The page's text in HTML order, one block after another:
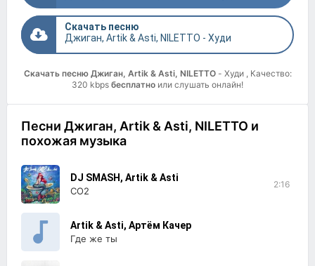
Скачать песню
Джиган, Artik & Asti, NILETTO - Худи
Скачать песню Джиган, Artik & Asti, NILETTO - Худи , Качество:
320 kbps бесплатно или слушать онлайн!
Песни Джиган, Artik & Asti, NILETTO и
похожая музыка
DJ SMASH, Artik & Asti
CO2
2:16
Artik & Asti, Артём Качер
Где же ты